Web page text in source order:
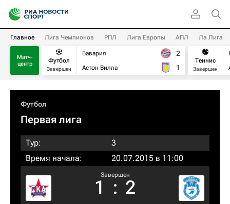
Главное Лига Чемпионов РПЛ Лига Европы АПЛ Ла Лига
Матч-
центр
Футбол
Завершен
Бавария
Астон Вилла
2
1
Теннис
Завершен
Футбол
Первая лига
Тур:
3
Время начала:
20.07.2015 в 11:00
Завершен
1 : 2